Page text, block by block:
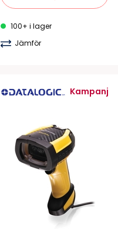
100+ i lager
Jämför
Kampanj